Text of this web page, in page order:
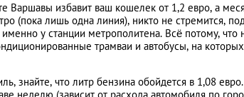
Варшавы избавит ваш кошелек от 1,2 евро, а
(пока лишь одна линия), никто не стремится,
у станции метрополитена. Всё потому,
трамваи и автобусы, на
знайте, что литр бензина обойдется в 1,08